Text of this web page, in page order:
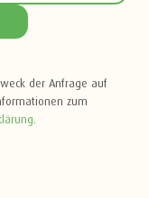
der Anfrage auf
zum
.